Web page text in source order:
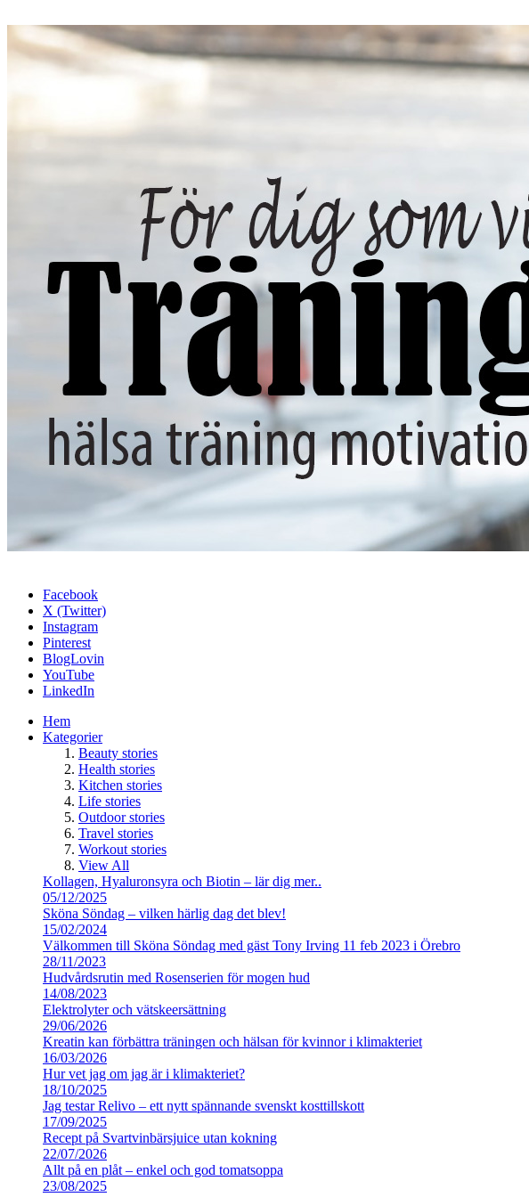
Facebook
X (Twitter)
Instagram
Pinterest
BlogLovin
YouTube
LinkedIn
Hem
Kategorier
Beauty stories
Health stories
Kitchen stories
Life stories
Outdoor stories
Travel stories
Workout stories
View All
Kollagen, Hyaluronsyra och Biotin – lär dig mer..
05/12/2025
Sköna Söndag – vilken härlig dag det blev!
15/02/2024
Välkommen till Sköna Söndag med gäst Tony Irving 11 feb 2023 i Örebro
28/11/2023
Hudvårdsrutin med Rosenserien för mogen hud
14/08/2023
Elektrolyter och vätskeersättning
29/06/2026
Kreatin kan förbättra träningen och hälsan för kvinnor i klimakteriet
16/03/2026
Hur vet jag om jag är i klimakteriet?
18/10/2025
Jag testar Relivo – ett nytt spännande svenskt kosttillskott
17/09/2025
Recept på Svartvinbärsjuice utan kokning
22/07/2026
Allt på en plåt – enkel och god tomatsoppa
23/08/2025